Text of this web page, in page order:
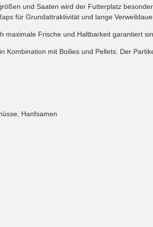
und Saaten wird der Futterplatz
für Grundattraktivität und lange
maximale Frische und Haltbarkeit garantiert
Kombination mit Boilies und Pellets: Der
Hanfsamen